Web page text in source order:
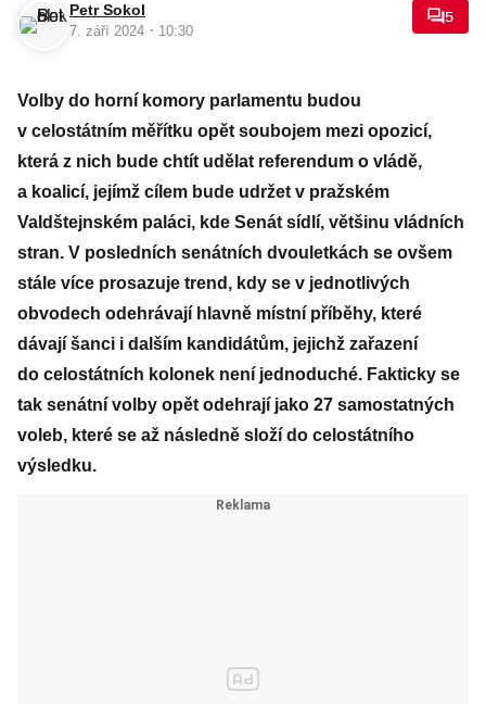
Petr Sokol
7. září 2024 · 10:30
5
Volby do horní komory parlamentu budou
v celostátním měřítku opět soubojem mezi opozicí,
která z nich bude chtít udělat referendum o vládě,
a koalicí, jejímž cílem bude udržet v pražském
Valdštejnském paláci, kde Senát sídlí, většinu vládních
stran. V posledních senátních dvouletkách se ovšem
stále více prosazuje trend, kdy se v jednotlivých
obvodech odehrávají hlavně místní příběhy, které
dávají šanci i dalším kandidátům, jejichž zařazení
do celostátních kolonek není jednoduché. Fakticky se
tak senátní volby opět odehrají jako 27 samostatných
voleb, které se až následně složí do celostátního
výsledku.